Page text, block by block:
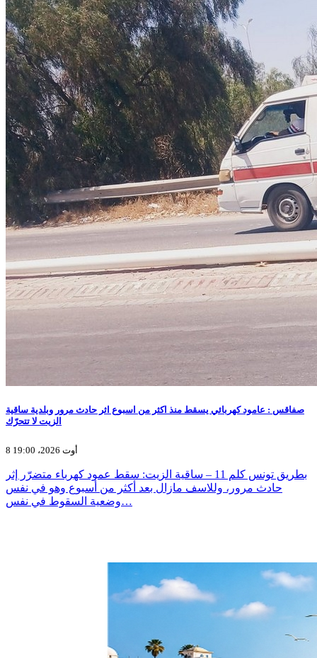
صفاقس : عامود كهربائي يسقط منذ اكثر من اسبوع اثر حادث مرور وبلدية ساقية
الزيت لا تتحرّك
8 أوت 2026، 19:00
بطريق تونس كلم 11 – ساقية الزيت: سقط عمود كهرباء متضرّر إثر
حادث مرور، وللاسف مازال بعد أكثر من أسبوع وهو في نفس
وضعية السقوط في نفس…